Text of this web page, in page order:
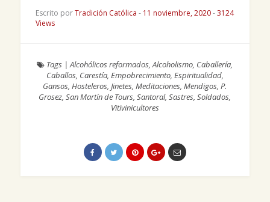
Escrito porTradición Católica - 11 noviembre, 2020-3124
Views
Tags |Alcohólicos reformados,Alcoholismo, Caballería,
Caballos, Carestía, Empobrecimiento, Espiritualidad,
Gansos,Hosteleros,Jinetes,Meditaciones,Mendigos,P.
Grosez,San Martín de Tours,Santoral,Sastres,Soldados,
Vitivinicultores